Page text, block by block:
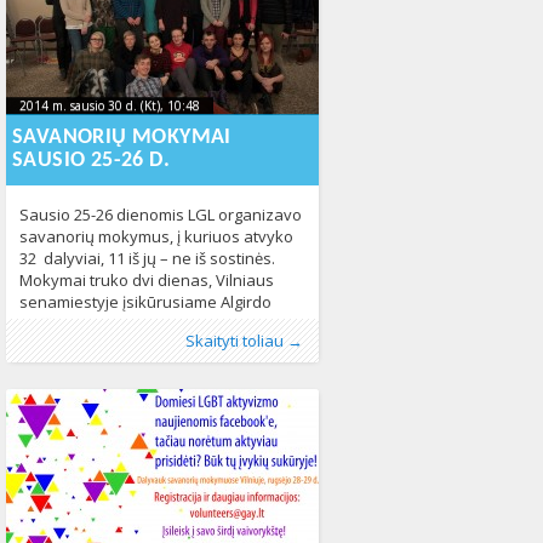
savaitgalio
2014 m. sausio 30 d. (Kt), 10:48
2014-01-30T11:02:43+00:00
2014 m. sausio 30 d. (Kt), 10:48
2014-01-
30T11:02:43+00:00
SAVANORIŲ MOKYMAI
SAUSIO 25-26 D.
Sausio 25-26 dienomis LGL organizavo
savanorių mokymus, į kuriuos atvyko
32 dalyviai, 11 iš jų – ne iš sostinės.
Mokymai truko dvi dienas, Vilniaus
senamiestyje įsikūrusiame Algirdo
viešbutyje.
Skaityti toliau →
Publikavo:Aliona, LGL
Kategorijos:Fotogalerija,LGL246
Žymos:aktyvistai,Įgalinimas,LGBT,Mokymai,
paskaita,renginys,savanoriai717